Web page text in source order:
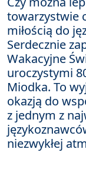
towarzystwie
miłością do
Serdecznie
Wakacyjne
uroczystymi
Miodka. To
okazją do
z jednym z
niezwykłej